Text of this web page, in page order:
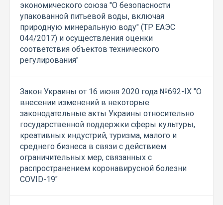
экономического союза "О безопасности
упакованной питьевой воды, включая
природную минеральную воду" (ТР ЕАЭС
044/2017) и осуществления оценки
соответствия объектов технического
регулирования"
Закон Украины от 16 июня 2020 года №692-IX "О
внесении изменений в некоторые
законодательные акты Украины относительно
государственной поддержки сферы культуры,
креативных индустрий, туризма, малого и
среднего бизнеса в связи с действием
ограничительных мер, связанных с
распространением коронавирусной болезни
COVID-19"